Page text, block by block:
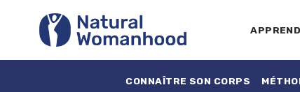
CONNAÎTRE SON CORPS